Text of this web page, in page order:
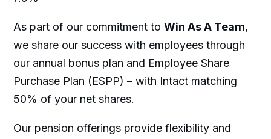
As part of our commitment to Win As A Team,
we share our success with employees through
our annual bonus plan and Employee Share
Purchase Plan (ESPP) – with Intact matching
50% of your net shares.
Our pension offerings provide flexibility and